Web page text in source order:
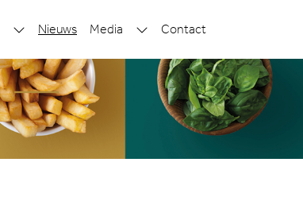
Nieuws Media Contact